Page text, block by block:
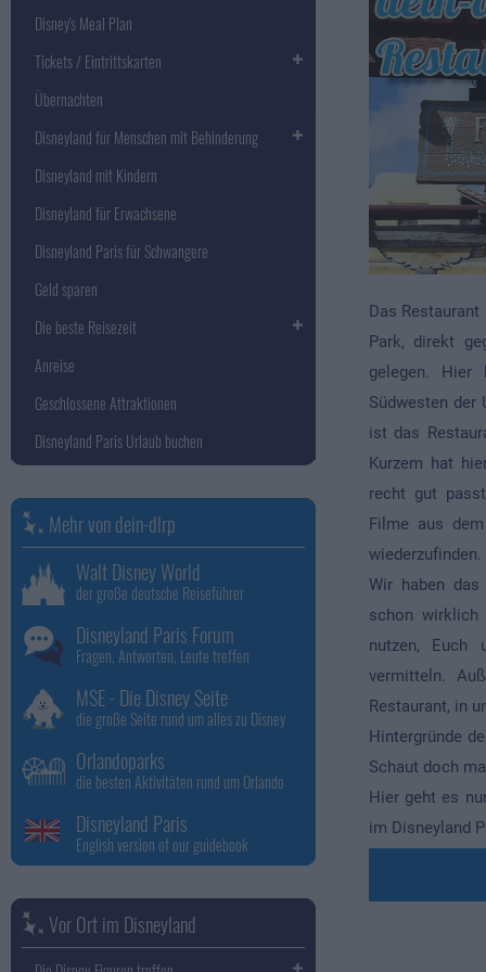
Das
Park, direkt
gelegen.
Südwesten der
ist das
Kurzem hat
recht gut
Filme aus
wiederzufinden.
Wir haben
schon
nutzen, Euch
vermitteln.
Restaurant, in
Hintergründe
Schaut doch
Hier geht es
im Disneyland
Disney's Meal Plan
Tickets / Eintrittskarten
Übernachten
Disneyland für Menschen mit Behinderung
Disneyland mit Kindern
Disneyland für Erwachsene
Disneyland Paris für Schwangere
Geld sparen
Die beste Reisezeit
Anreise
Geschlossene Attraktionen
Disneyland Paris Urlaub buchen
Mehr von dein-dlrp
Walt Disney World
der große deutsche Reiseführer
Disneyland Paris Forum
Fragen, Antworten, Leute treffen
MSE - Die Disney Seite
die große Seite rund um alles zu Disney
Orlandoparks
die besten Aktivitäten rund um Orlando
Disneyland Paris
English version of our guidebook
Vor Ort im Disneyland